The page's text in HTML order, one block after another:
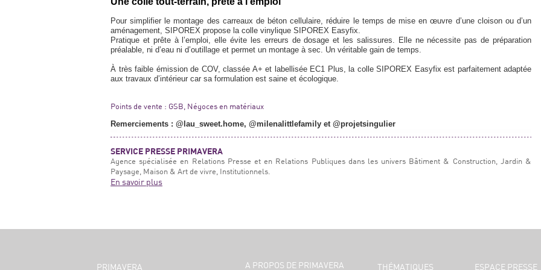
Pour simplifier le montage des carreaux de béton cellulaire, réduire le temps de mise en œuvre d’une cloison ou d’un
aménagement, SIPOREX propose la colle vinylique SIPOREX Easyfix.
Pratique et prête à l’emploi, elle évite les erreurs de dosage et les salissures. Elle ne nécessite pas de préparation
préalable, ni d’eau ni d’outillage et permet un montage à sec. Un véritable gain de temps.
À très faible émission de COV, classée A+ et labellisée EC1 Plus, la colle SIPOREX Easyfix est parfaitement adaptée
aux travaux d’intérieur car sa formulation est saine et écologique.
Points de vente : GSB, Négoces en matériaux
Remerciements : @lau_sweet.home, @milenalittlefamily et @projetsingulier
SERVICE PRESSE PRIMAVERA
Agence spécialisée en Relations Presse et en Relations Publiques dans les univers Bâtiment & Construction, Jardin &
Paysage, Maison & Art de vivre, Institutionnels.
En savoir plus
PRIMAVERA A PROPOS DE PRIMAVERA THÉMATIQUES ESPACE PRESSE